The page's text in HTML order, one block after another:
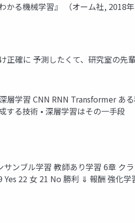
る機械学習』 （オーム社, 2018
正確に 予測したくて、研究室の先
学習 CNN RNN Transformer ある
する技術 • 深層学習はその一手段
ンブル学習 教師あり学習 6章 クラ
22 女 21 No 勝利 ⇓ 報酬 強化学